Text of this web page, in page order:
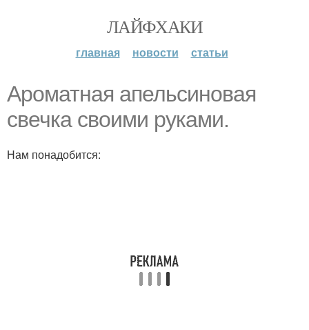
ЛАЙФХАКИ
главная новости статьи
Ароматная апельсиновая
свечка своими руками.
Нам понадобится: